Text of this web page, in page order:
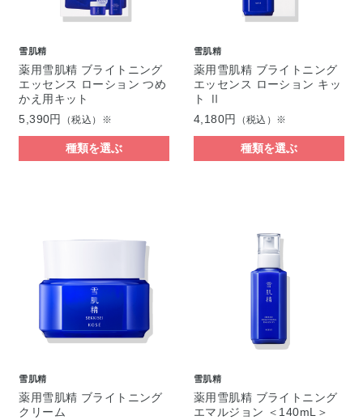
雪肌精
薬用雪肌精 ブライトニング
エッセンス ローション つめ
かえ用キット
5,390円
（税込）※
種類を選ぶ
雪肌精
薬用雪肌精 ブライトニング
エッセンス ローション キッ
ト Ⅱ
4,180円
（税込）※
種類を選ぶ
雪肌精
薬用雪肌精 ブライトニング
クリーム
雪肌精
薬用雪肌精 ブライトニング
エマルジョン ＜140mL＞